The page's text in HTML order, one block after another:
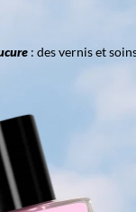
: des vernis et